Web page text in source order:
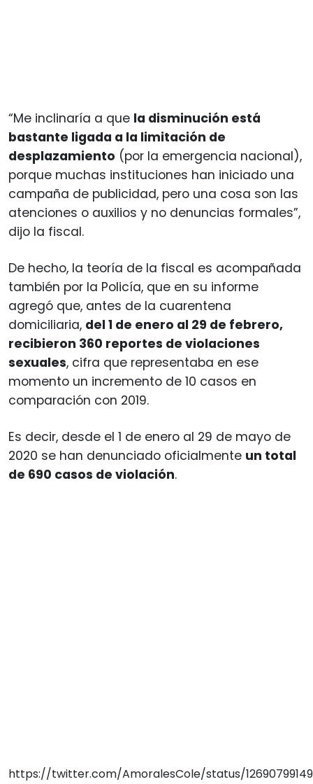
“Me inclinaría a que la disminución está
bastante ligada a la limitación de
desplazamiento (por la emergencia nacional),
porque muchas instituciones han iniciado una
campaña de publicidad, pero una cosa son las
atenciones o auxilios y no denuncias formales”,
dijo la fiscal.
De hecho, la teoría de la fiscal es acompañada
también por la Policía, que en su informe
agregó que, antes de la cuarentena
domiciliaria, del 1 de enero al 29 de febrero,
recibieron 360 reportes de violaciones
sexuales, cifra que representaba en ese
momento un incremento de 10 casos en
comparación con 2019.
Es decir, desde el 1 de enero al 29 de mayo de
2020 se han denunciado oficialmente un total
de 690 casos de violación.
https://twitter.com/AmoralesCole/status/